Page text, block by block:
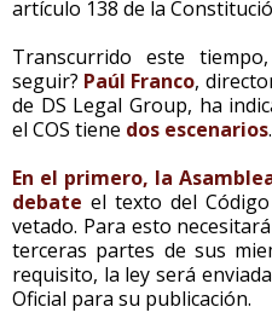
artículo 138 de la
Transcurrido este
seguir? Paúl Franco,
de DS Legal Group, ha
el COS tiene dos escenarios.
En el primero, la
debate el texto del
vetado. Para esto
terceras partes de sus
requisito, la ley será
Oficial para su publicación.